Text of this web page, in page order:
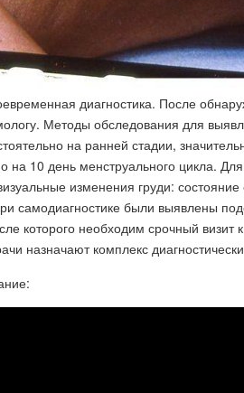
диагностика. После
Методы обследования для
на ранней стадии,
10 день менструального цикла.
изменения груди:
самодиагностике были выявлены
которого необходим срочный визит
назначают комплекс